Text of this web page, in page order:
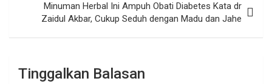
Minuman Herbal Ini Ampuh Obati Diabetes Kata dr
Zaidul Akbar, Cukup Seduh dengan Madu dan Jahe
Tinggalkan Balasan